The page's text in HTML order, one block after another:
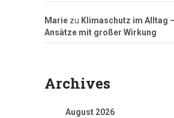
Marie zu Klimaschutz im Alltag
Ansätze mit großer Wirkung
Archives
August 2026